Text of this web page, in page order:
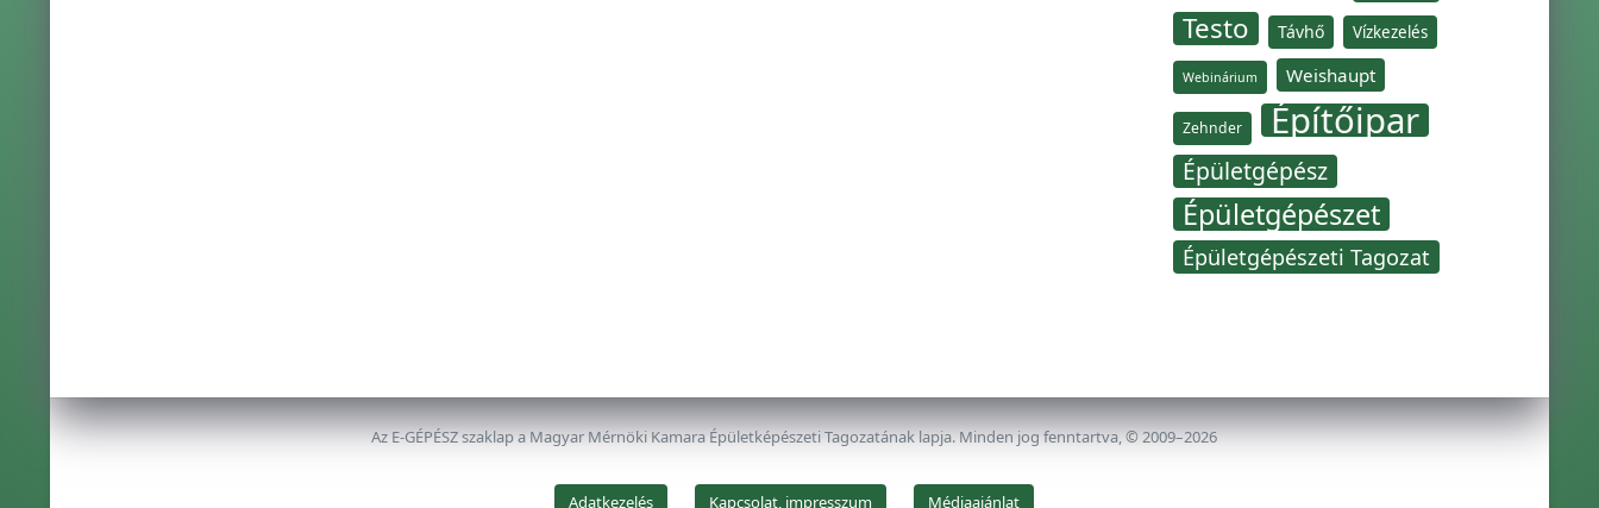
Testo Távhő Vízkezelés
Webinárium Weishaupt
Zehnder Építőipar
Épületgépész
Épületgépészet
Épületgépészeti Tagozat
Az E-GÉPÉSZ szaklap a Magyar Mérnöki Kamara Épületképészeti Tagozatának lapja. Minden jog fenntartva, © 2009–2026
Adatkezelés Kapcsolat, impresszum Médiaajánlat